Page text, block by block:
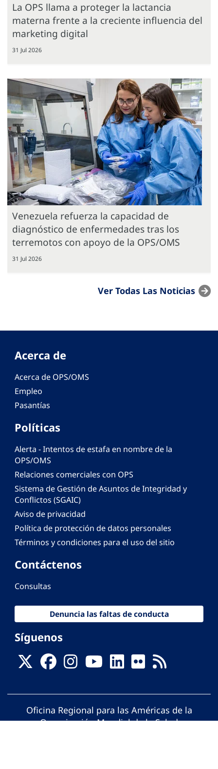
La OPS llama a proteger la lactancia
materna frente a la creciente influencia del
marketing digital
31 Jul 2026
Venezuela refuerza la capacidad de
diagnóstico de enfermedades tras los
terremotos con apoyo de la OPS/OMS
31 Jul 2026
Ver Todas Las Noticias
Acerca de
Acerca de OPS/OMS
Empleo
Pasantías
Políticas
Alerta - Intentos de estafa en nombre de la
OPS/OMS
Relaciones comerciales con OPS
Sistema de Gestión de Asuntos de Integridad y
Conflictos (SGAIC)
Aviso de privacidad
Política de protección de datos personales
Términos y condiciones para el uso del sitio
Contáctenos
Consultas
Denuncia las faltas de conducta
Síguenos
Oficina Regional para las Américas de la
Organización Mundial de la Salud